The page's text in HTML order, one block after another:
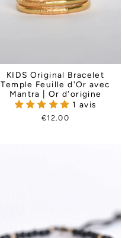
KIDS Original Bracelet
Temple Feuille d'Or avec
Mantra | Or d'origine
1 avis
€12.00